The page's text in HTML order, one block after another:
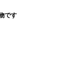
です